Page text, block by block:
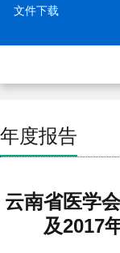
文件下载
年度报告
云南省医学
及2017